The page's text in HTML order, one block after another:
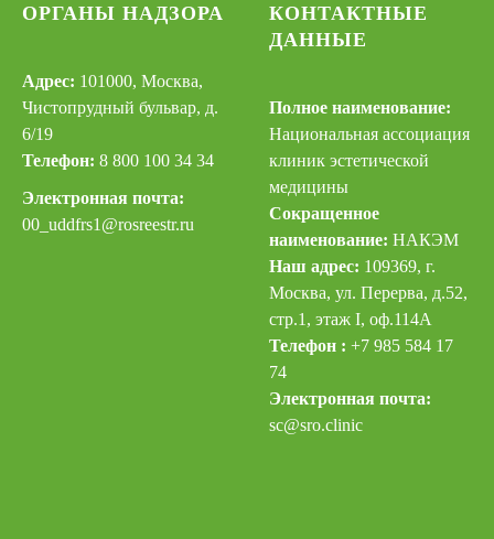
ОРГАНЫ НАДЗОРА
Адрес: 101000, Москва,
Чистопрудный бульвар, д.
6/19
Телефон: 8 800 100 34 34
Электронная почта:
00_uddfrs1@rosreestr.ru
КОНТАКТНЫЕ
ДАННЫЕ
Полное наименование:
Национальная ассоциация
клиник эстетической
медицины
Сокращенное
наименование: НАКЭМ
Наш адрес: 109369, г.
Москва, ул. Перерва, д.52,
стр.1, этаж I, оф.114А
Телефон : +7 985 584 17
74
Электронная почта:
sc@sro.clinic